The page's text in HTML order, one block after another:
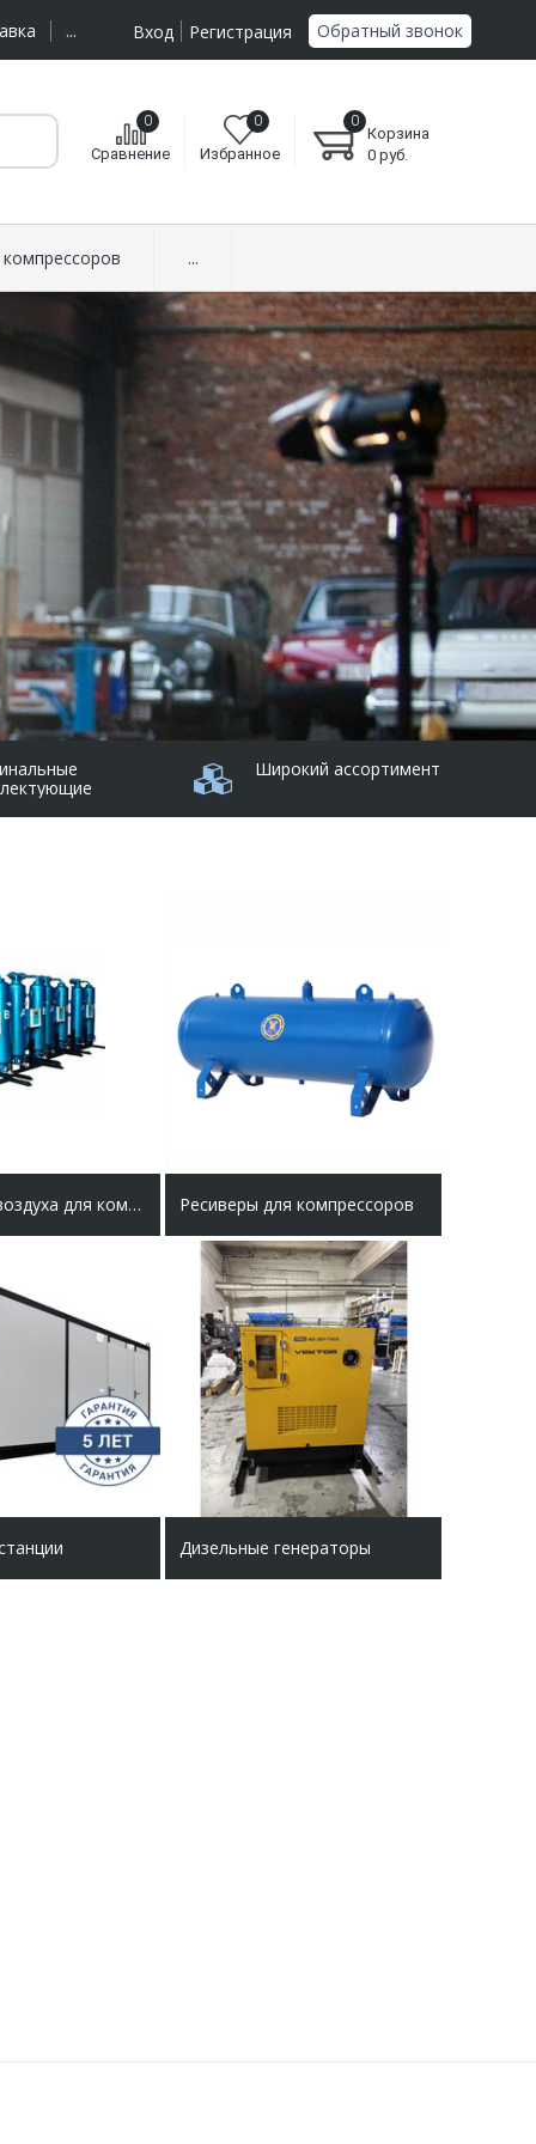
... Вход Регистрация Обратный звонок
Сравнение
0
Избранное
0
Корзина
0
0 руб.
...
Широкий ассортимент
Осушители воздуха для компрессоров Ресиверы для компрессоров
Дизельные генераторы